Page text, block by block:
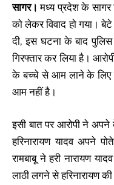
सागर।मध्य प्रदेश के
को लेकर विवाद हो गया।
दी, इस घटना के बाद
गिरफ्तार कर लिया है।
के बच्चे से आम लाने के लिए
आम नहीं है।
इसी बात पर आरोपी ने अपने
हरिनारायण यादव अपने
रामबाबू ने हरी नारायण
लाठी लगने से हरिनारायण